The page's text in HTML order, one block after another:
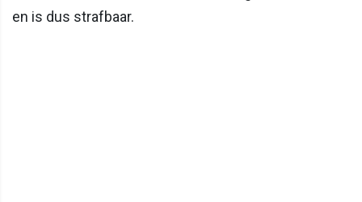
en is dus strafbaar.